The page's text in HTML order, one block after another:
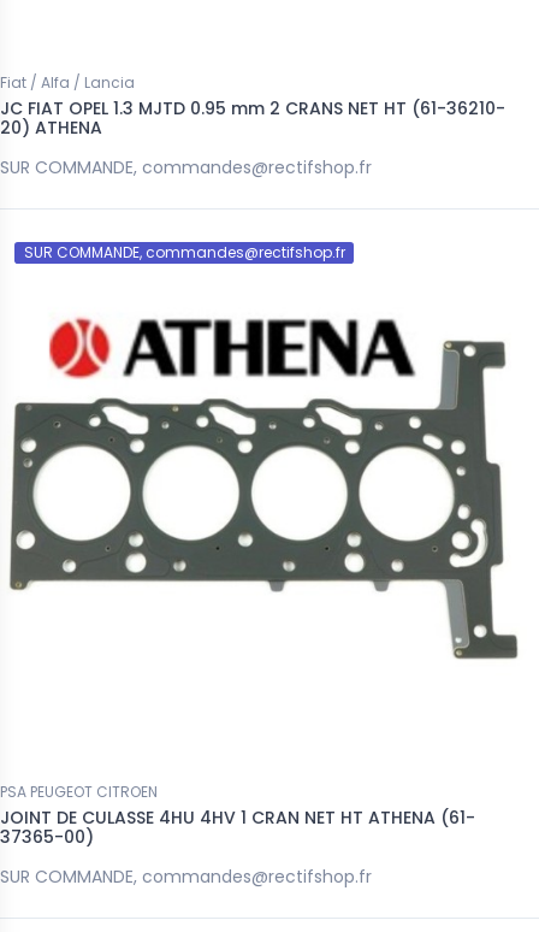
Fiat / Alfa / Lancia
JC FIAT OPEL 1.3 MJTD 0.95 mm 2 CRANS NET HT (61-36210-
20) ATHENA
SUR COMMANDE, commandes@rectifshop.fr
SUR COMMANDE, commandes@rectifshop.fr
PSA PEUGEOT CITROEN
JOINT DE CULASSE 4HU 4HV 1 CRAN NET HT ATHENA (61-
37365-00)
SUR COMMANDE, commandes@rectifshop.fr